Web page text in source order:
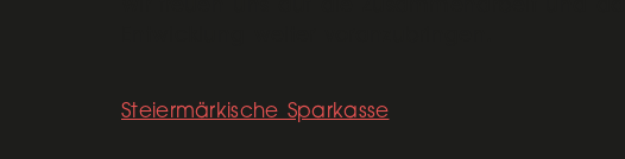
Steiermärkische Sparkasse